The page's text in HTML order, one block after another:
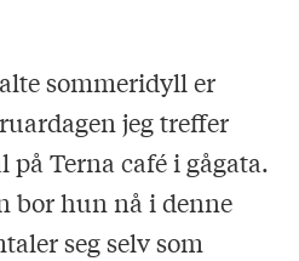
sommeridyll er
jeg treffer
på Terna café i gågata.
bor hun nå i denne
seg selv som